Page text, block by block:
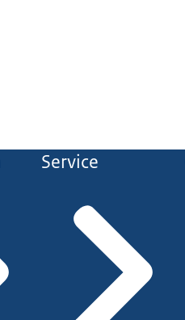
Service